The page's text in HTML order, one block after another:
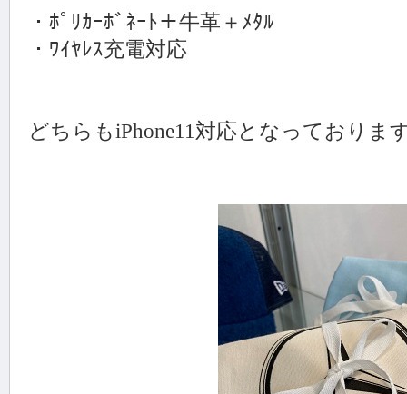
・ﾎﾟﾘｶｰﾎﾞﾈｰﾄ＋牛革＋ﾒﾀﾙ
・ﾜｲﾔﾚｽ充電対応
どちらもiPhone11対応となっておりま